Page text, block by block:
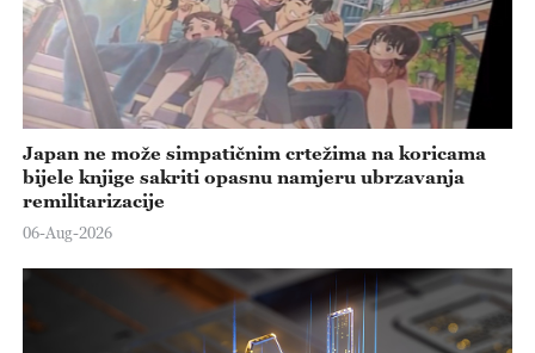
Japan ne može simpatičnim crtežima na koricama
bijele knjige sakriti opasnu namjeru ubrzavanja
remilitarizacije
06-Aug-2026